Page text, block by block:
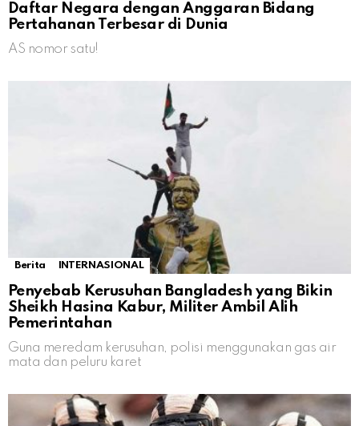
Daftar Negara dengan Anggaran Bidang
Pertahanan Terbesar di Dunia
AS nomor satu!
Berita INTERNASIONAL
Penyebab Kerusuhan Bangladesh yang Bikin
Sheikh Hasina Kabur, Militer Ambil Alih
Pemerintahan
Guna meredam kerusuhan, polisi menggunakan gas air
mata dan peluru karet